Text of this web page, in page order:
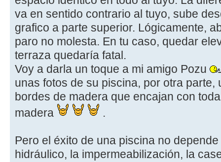
va en sentido contrario al tuyo, sube
grafico a parte superior. Lógicamente,
paro no molesta. En tu caso, quedar
terraza quedaría fatal.
Voy a darla un toque a mi amigo Pozu
unas fotos de su piscina, por otra
bordes de madera que encajan con
madera
.
Pero el éxito de una piscina no
hidráulico, la impermeabilización, la